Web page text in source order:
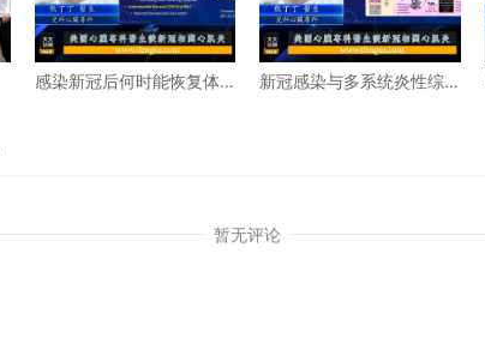
感染新冠后何时能恢复体
新冠感染与多系统炎性综
暂无评论